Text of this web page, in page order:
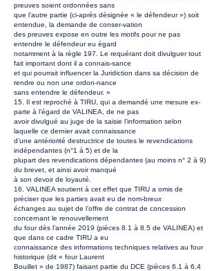
preuves soient ordonnées sans
que l’autre partie (ci-après désignée « le défendeur ») soit
entendue, la demande de conser-vation
des preuves expose en outre les motifs pour ne pas
entendre le défendeur eu égard
notamment à la règle 197. Le requérant doit divulguer tout
fait important dont il a connais-sance
et qui pourrait influencer la Juridiction dans sa décision de
rendre ou non une ordon-nance
sans entendre le défendeur. »
15. Il est reproché à TIRU, qui a demandé une mesure ex-
parte à l’égard de VALINEA, de ne pas
avoir divulgué au juge de la saisie l’information selon
laquelle ce dernier avait connaissance
d’une antériorité destructrice de toutes le revendications
indépendantes (n°1 à 5) et de la
plupart des revendications dépendantes (au moins n° 2 à 9)
du brevet, et ainsi avoir manqué
à son devoir de loyauté.
16. VALINEA soutient à cet effet que TIRU a omis de
préciser que les parties avait eu de nom-breux
échanges au sujet de l’offre de contrat de concession
concernant le renouvellement
du four dès l’année 2019 (pièces 8.1 à 8.5 de VALINEA) et
que dans ce cadre TIRU a eu
connaissance des informations techniques relatives au four
historique (dit « four Laurent
Bouillet » de 1987) faisant partie du DCE (pièces 6.1 à 6.4